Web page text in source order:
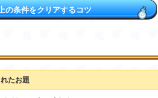
の条件をクリアするコツ
たお題